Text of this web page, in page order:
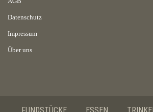
Datenschutz
Impressum
Über uns
FUNDSTÜCKE ESSEN